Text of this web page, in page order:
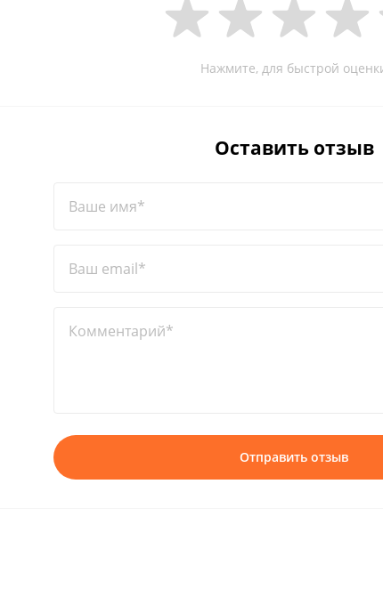
Нажмите, для быстрой
Оставить отзыв
Ваше имя*
Ваш email*
Комментарий*
Отправить отзыв